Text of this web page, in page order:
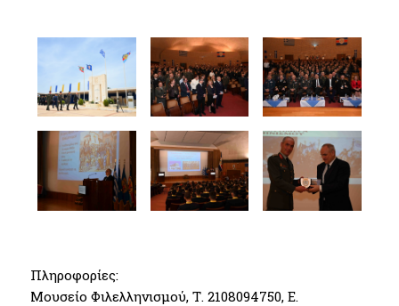
Πληροφορίες:
Μουσείο Φιλελληνισμού, Τ. 2108094750, Ε.